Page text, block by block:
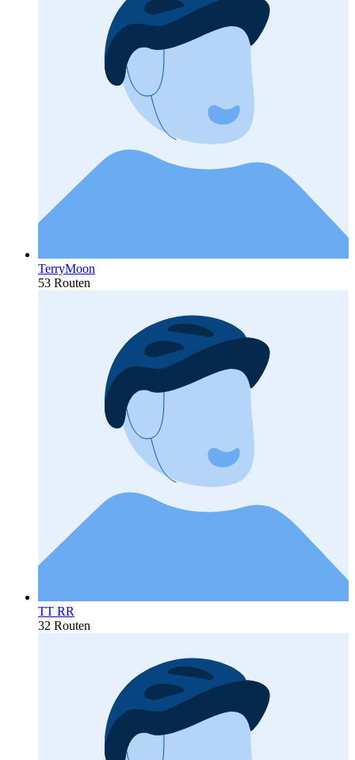
TerryMoon
53 Routen
TT RR
32 Routen